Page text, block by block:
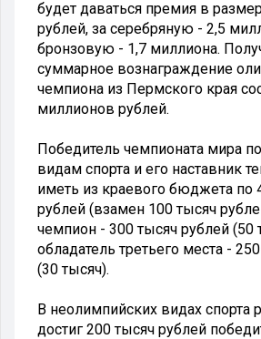
будет даваться премия в
рублей, за серебряную - 2,5
бронзовую - 1,7 миллиона.
суммарное вознаграждение
чемпиона из Пермского края
миллионов рублей.
Победитель чемпионата мира
видам спорта и его наставник
иметь из краевого бюджета по
рублей (взамен 100 тысяч
чемпион - 300 тысяч рублей (50
обладатель третьего места -
(30 тысяч).
В неолимпийских видах спорта
достиг 200 тысяч рублей